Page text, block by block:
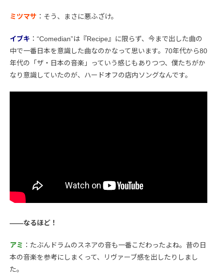
ミツマサ ：そう、まさに悪ふざけ。
イブキ ：“Comedian”は『Recipe』に限らず、今まで出した曲の
中で一番日本を意識した曲なのかなって思います。70年代から80
年代の「ザ・日本の音楽」っていう感じもありつつ、僕たちがか
なり意識していたのが、ハードオフの店内ソングなんです。
――なるほど！
アミ ：たぶんドラムのスネアの音も一番こだわったよね。昔の日
本の音楽を参考にしまくって、リヴァーブ感を出したりしまし
た。